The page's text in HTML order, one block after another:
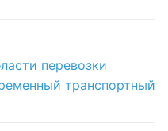
перевозки
транспортный